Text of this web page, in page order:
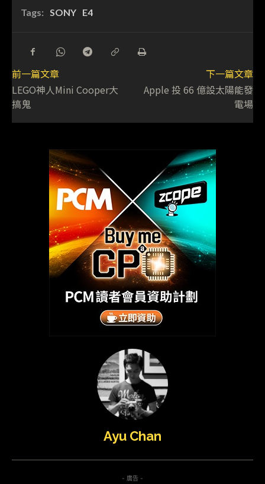
Tags: SONY E4
前一篇文章
LEGO神人Mini Cooper大
搞鬼
下一篇文章
Apple 投 66 億設太陽能發
電場
Ayu Chan
- 廣告 -